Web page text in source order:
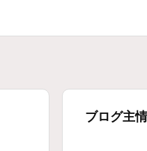
ブログ主